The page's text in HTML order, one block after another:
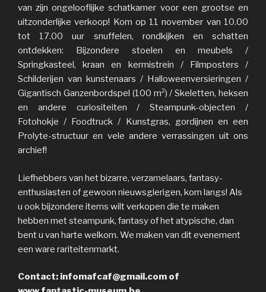
van zijn ongelooflijke schatkamer voor een grootse en
uitzonderlijke verkoop! Kom op 11 november van 10.00
tot 17.00 uur snuffelen, rondkijken en schatten
ontdekken: Bijzondere stoelen en meubels /
Springkasteel, kraan en kermistrein / Filmposters /
Schilderijen van kunstenaars / Halloweenversieringen /
Gigantisch Ganzenbordspel (100 m²) / Skeletten, heksen
en andere curiositeiten / Steampunk-objecten /
Fotohokje / Foodtruck / Kunstgras, gordijnen en een
Prolyte-structuur en vele andere verrassingen uit ons
archief!
Liefhebbers van het bizarre, verzamelaars, fantasy-
enthusiasten of gewoon nieuwsgierigen, kom langs! Als
u ook bijzondere items wilt verkopen die te maken
hebben met steampunk, fantasy of het atypische, dan
bent u van harte welkom. We maken van dit evenement
een ware rariteitenmarkt.
Contact: infomafcaf@gmail.com of